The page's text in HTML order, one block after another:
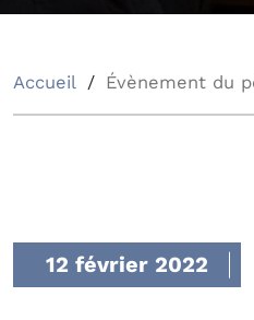
Accueil Évènement du
12 février 2022